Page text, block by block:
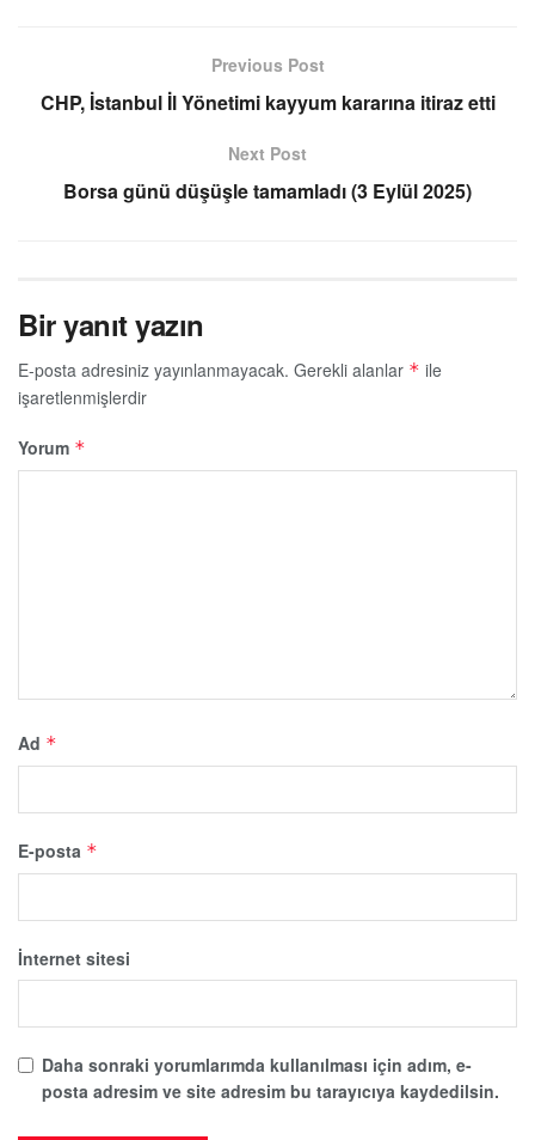
Previous Post
CHP, İstanbul İl Yönetimi kayyum kararına itiraz etti
Next Post
Borsa günü düşüşle tamamladı (3 Eylül 2025)
Bir yanıt yazın
E-posta adresiniz yayınlanmayacak. Gerekli alanlar * ile
işaretlenmişlerdir
Yorum *
Ad *
E-posta *
İnternet sitesi
Daha sonraki yorumlarımda kullanılması için adım, e-
posta adresim ve site adresim bu tarayıcıya kaydedilsin.